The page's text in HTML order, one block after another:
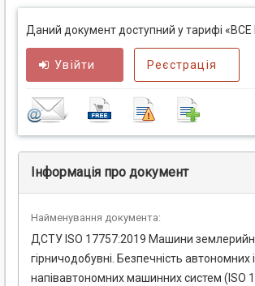
Даний документ доступний у тарифі
Увійти Реєстрація
Інформація про документ
Найменування документа:
ДСТУ ISO 17757:2019 Машини
гірничодобувні. Безпечність автономних і
напівавтономних машинних систем (ISO